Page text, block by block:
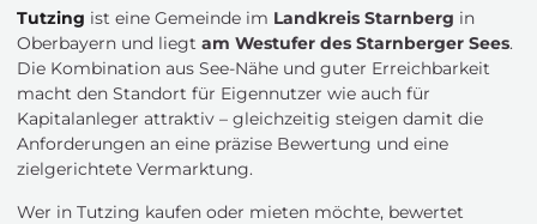
Tutzing ist eine Gemeinde im Landkreis Starnberg in
Oberbayern und liegt am Westufer des Starnberger Sees.
Die Kombination aus See-Nähe und guter Erreichbarkeit
macht den Standort für Eigennutzer wie auch für
Kapitalanleger attraktiv – gleichzeitig steigen damit die
Anforderungen an eine präzise Bewertung und eine
zielgerichtete Vermarktung.
Wer in Tutzing kaufen oder mieten möchte, bewertet